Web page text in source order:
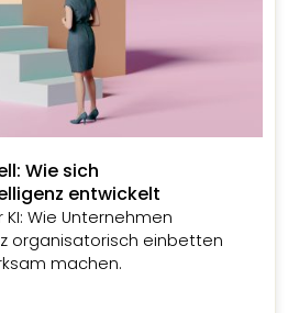
Wie sich
entwickelt
Wie Unternehmen
organisatorisch einbetten
machen.